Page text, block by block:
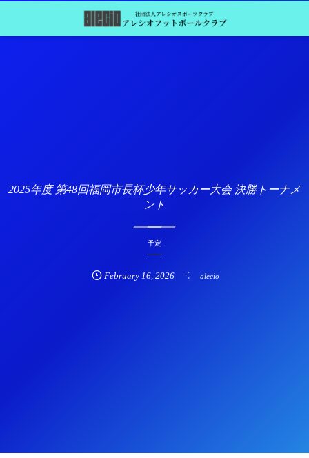
2025年度 第48回福岡市長杯少年サッカー大会 決勝トーナメ
ント
予定
February 16 ,2026 alecio